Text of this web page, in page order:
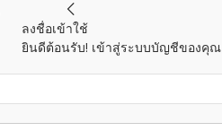
ลงชื่อเข้าใช้
ยินดีต้อนรับ! เข้าสู่ระบบบัญชีของคุณ